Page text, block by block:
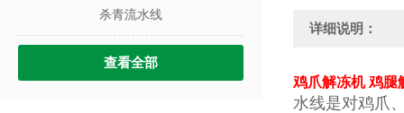
杀青流水线
查看全部
详细说明：
鸡爪解冻机 鸡腿
水线是对鸡爪